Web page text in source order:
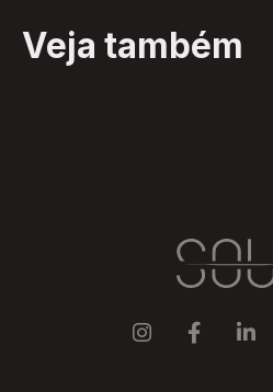
Veja também
  